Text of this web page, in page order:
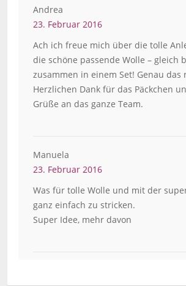
Andrea
23. Februar 2016
Ach ich freue mich über die tolle
die schöne passende Wolle – gleich
zusammen in einem Set! Genau das
Herzlichen Dank für das Päckchen
Grüße an das ganze Team.
Manuela
23. Februar 2016
Was für tolle Wolle und mit der
ganz einfach zu stricken.
Super Idee, mehr davon